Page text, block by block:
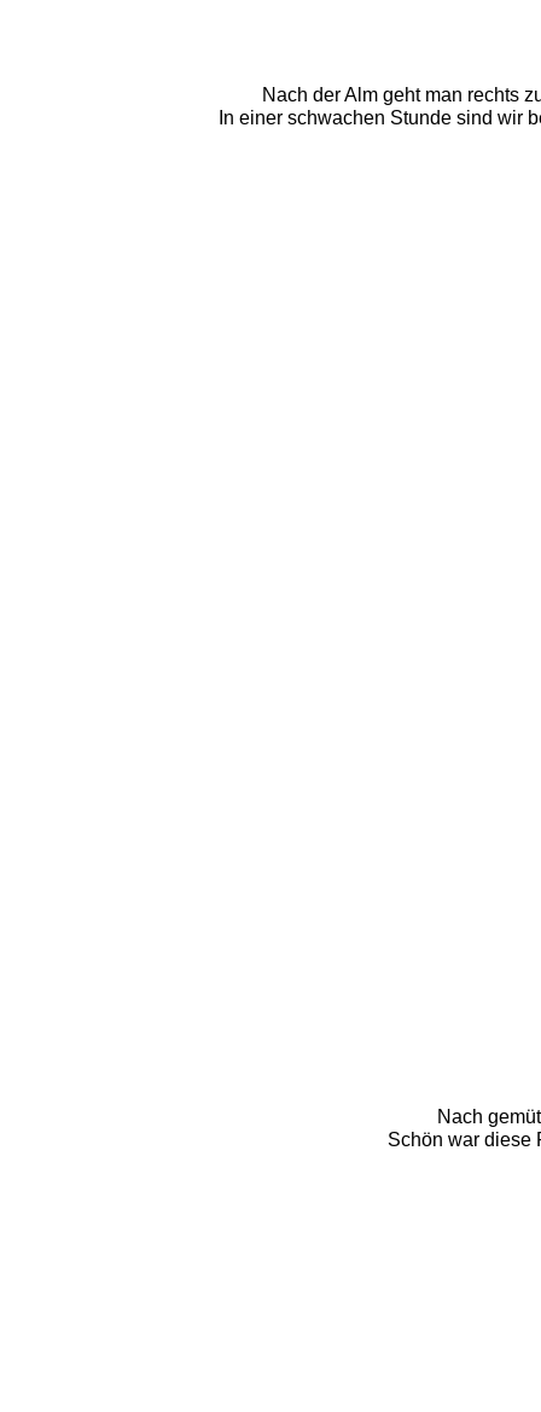
Nach der Alm geht man rechts
In einer schwachen Stunde sind wir
Nach
Schön war diese